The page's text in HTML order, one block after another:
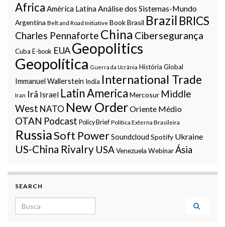
Africa América LatinaAnálise dos Sistemas-Mundo
Argentina Belt and Road Initiative BookBrasil Brazil BRICS
Charles Pennaforte China Cibersegurança
Cuba E-book EUAGeopolitics
Geopolítica Guerra da Ucrânia História Global
Immanuel Wallerstein India International Trade
Iran Irã Israel Latin America Mercosur Middle
West NATO New OrderOriente Médio
OTAN Podcast Policy Brief Política Externa Brasileira
RussiaSoft PowerSoundcloud Spotify Ukraine
US-China Rivalry USAVenezuela WebinarÁsia
SEARCH
Search for: